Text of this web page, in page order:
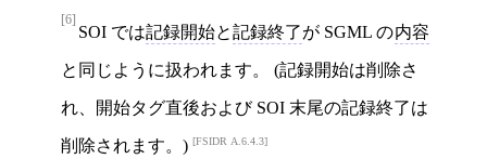
[6]
SOI では記録開始と記録終了が SGML の内容
と同じように扱われます。 (記録開始は削除さ
れ、開始タグ直後および SOI 末尾の記録終了は
削除されます。) FSIDR A.6.4.3